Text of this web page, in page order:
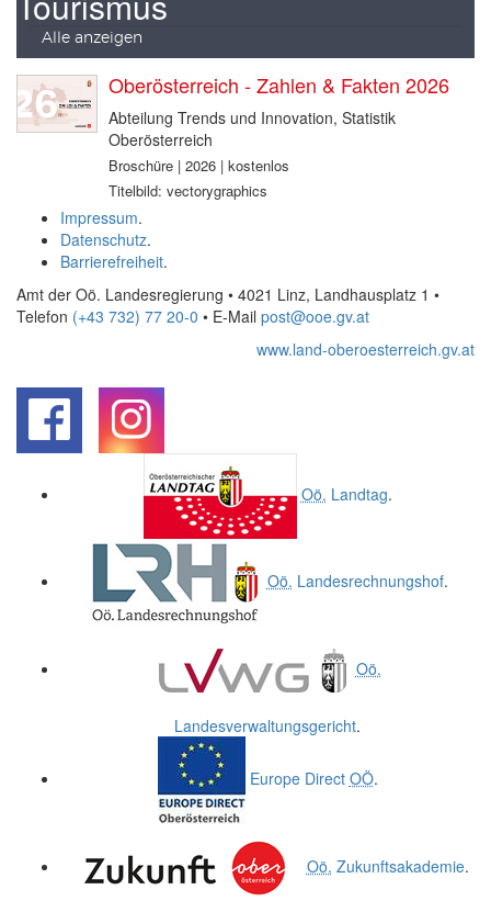
Alle anzeigen
Oberösterreich - Zahlen & Fakten 2026
Abteilung Trends und Innovation, Statistik
Oberösterreich
Broschüre | 2026 | kostenlos
Titelbild: vectorygraphics
Impressum.
Datenschutz.
Barrierefreiheit.
Amt der Oö. Landesregierung • 4021 Linz, Landhausplatz 1 •
Telefon (+43 732) 77 20-0 • E-Mail post@ooe.gv.at
www.land-oberoesterreich.gv.at
Oö. Landtag.
Oö. Landesrechnungshof.
Oö.
Landesverwaltungsgericht.
Europe Direct OÖ.
Oö. Zukunftsakademie.